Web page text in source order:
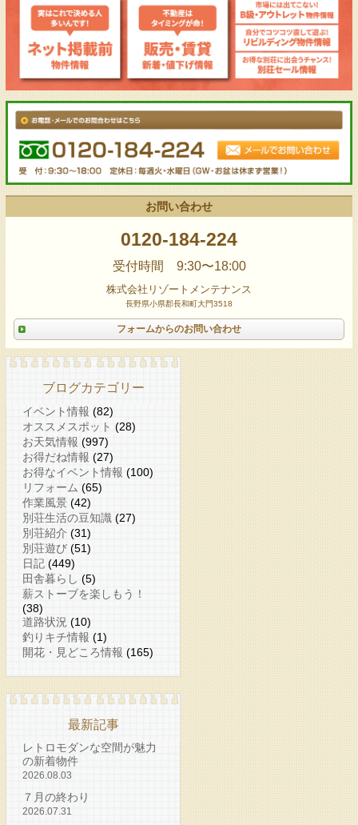
お問い合わせ
0120-184-224
受付時間 9:30〜18:00
株式会社リゾートメンテナンス
長野県小県郡長和町大門3518
フォームからのお問い合わせ
ブログカテゴリー
イベント情報 (82)
オススメスポット (28)
お天気情報 (997)
お得だね情報 (27)
お得なイベント情報 (100)
リフォーム (65)
作業風景 (42)
別荘生活の豆知識 (27)
別荘紹介 (31)
別荘遊び (51)
日記 (449)
田舎暮らし (5)
薪ストーブを楽しもう！
(38)
道路状況 (10)
釣りキチ情報 (1)
開花・見どころ情報 (165)
最新記事
レトロモダンな空間が魅力
の新着物件
2026.08.03
７月の終わり
2026.07.31